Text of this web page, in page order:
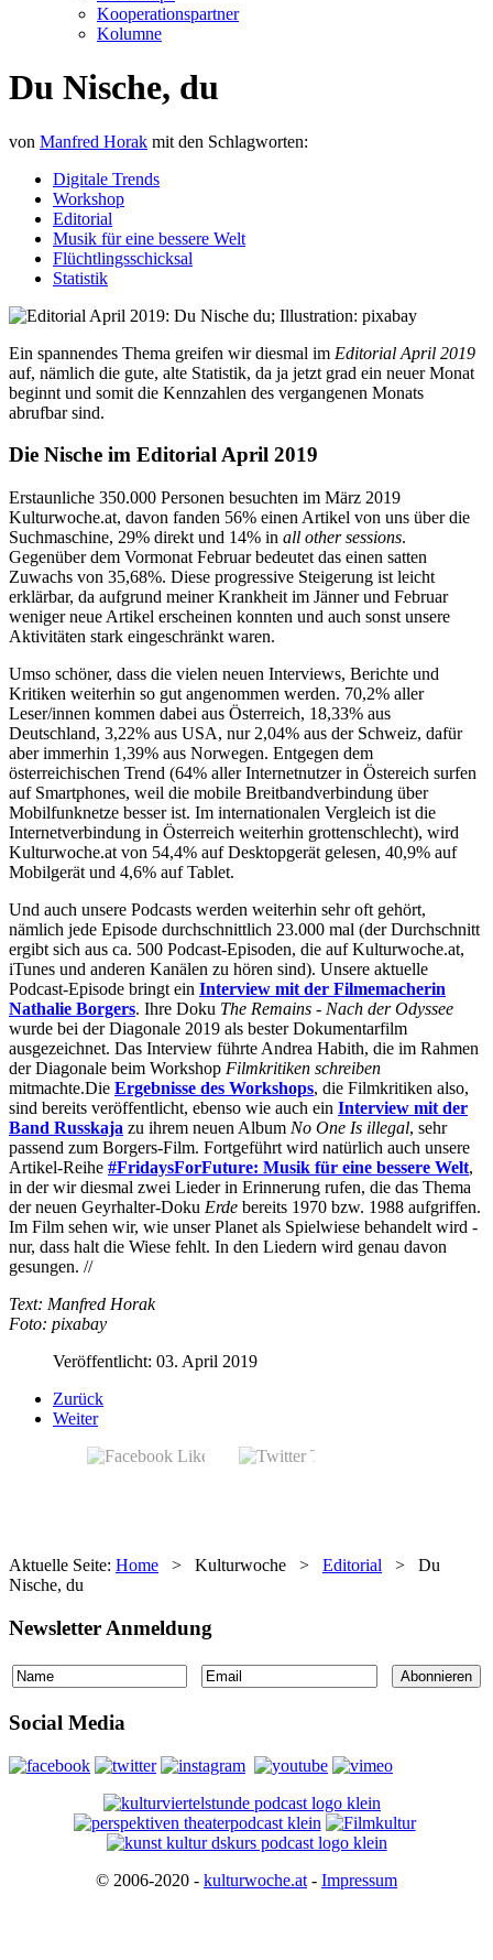
Kooperationspartner
Kolumne
Du Nische, du
von Manfred Horak mit den Schlagworten:
Digitale Trends
Workshop
Editorial
Musik für eine bessere Welt
Flüchtlingsschicksal
Statistik
Ein spannendes Thema greifen wir diesmal im Editorial April 2019
auf, nämlich die gute, alte Statistik, da ja jetzt grad ein neuer Monat
beginnt und somit die Kennzahlen des vergangenen Monats
abrufbar sind.
Die Nische im Editorial April 2019
Erstaunliche 350.000 Personen besuchten im März 2019
Kulturwoche.at, davon fanden 56% einen Artikel von uns über die
Suchmaschine, 29% direkt und 14% in all other sessions.
Gegenüber dem Vormonat Februar bedeutet das einen satten
Zuwachs von 35,68%. Diese progressive Steigerung ist leicht
erklärbar, da aufgrund meiner Krankheit im Jänner und Februar
weniger neue Artikel erscheinen konnten und auch sonst unsere
Aktivitäten stark eingeschränkt waren.
Umso schöner, dass die vielen neuen Interviews, Berichte und
Kritiken weiterhin so gut angenommen werden. 70,2% aller
Leser/innen kommen dabei aus Österreich, 18,33% aus
Deutschland, 3,22% aus USA, nur 2,04% aus der Schweiz, dafür
aber immerhin 1,39% aus Norwegen. Entgegen dem
österreichischen Trend (64% aller Internetnutzer in Östereich surfen
auf Smartphones, weil die mobile Breitbandverbindung über
Mobilfunknetze besser ist. Im internationalen Vergleich ist die
Internetverbindung in Österreich weiterhin grottenschlecht), wird
Kulturwoche.at von 54,4% auf Desktopgerät gelesen, 40,9% auf
Mobilgerät und 4,6% auf Tablet.
Und auch unsere Podcasts werden weiterhin sehr oft gehört,
nämlich jede Episode durchschnittlich 23.000 mal (der Durchschnitt
ergibt sich aus ca. 500 Podcast-Episoden, die auf Kulturwoche.at,
iTunes und anderen Kanälen zu hören sind). Unsere aktuelle
Podcast-Episode bringt ein Interview mit der Filmemacherin
Nathalie Borgers. Ihre Doku The Remains - Nach der Odyssee
wurde bei der Diagonale 2019 als bester Dokumentarfilm
ausgezeichnet. Das Interview führte Andrea Habith, die im Rahmen
der Diagonale beim Workshop Filmkritiken schreiben
mitmachte.Die Ergebnisse des Workshops, die Filmkritiken also,
sind bereits veröffentlicht, ebenso wie auch ein Interview mit der
Band Russkaja zu ihrem neuen Album No One Is illegal, sehr
passend zum Borgers-Film. Fortgeführt wird natürlich auch unsere
Artikel-Reihe #FridaysForFuture: Musik für eine bessere Welt,
in der wir diesmal zwei Lieder in Erinnerung rufen, die das Thema
der neuen Geyrhalter-Doku Erde bereits 1970 bzw. 1988 aufgriffen.
Im Film sehen wir, wie unser Planet als Spielwiese behandelt wird -
nur, dass halt die Wiese fehlt. In den Liedern wird genau davon
gesungen. //
Text: Manfred Horak
Foto: pixabay
Veröffentlicht: 03. April 2019
Zurück
Weiter
Aktuelle Seite: Home > Kulturwoche > Editorial > Du
Nische, du
Newsletter Anmeldung
Social Media
© 2006-2020 - kulturwoche.at - Impressum